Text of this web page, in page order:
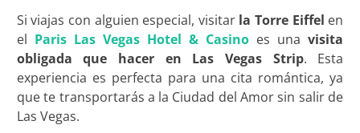
Si viajas con alguien especial, visitar la Torre Eiffel en
el Paris Las Vegas Hotel & Casino es una visita
obligada que hacer en Las Vegas Strip. Esta
experiencia es perfecta para una cita romántica, ya
que te transportarás a la Ciudad del Amor sin salir de
Las Vegas.